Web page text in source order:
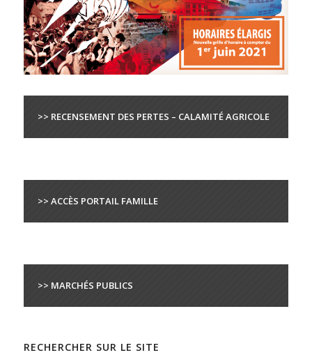
>> RECENSEMENT DES PERTES – CALAMITÉ AGRICOLE
>> ACCÈS PORTAIL FAMILLE
>> MARCHÉS PUBLICS
RECHERCHER SUR LE SITE